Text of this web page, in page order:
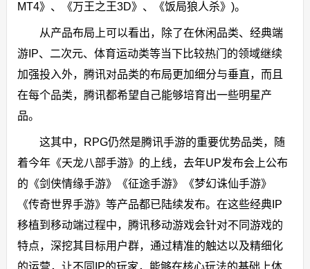
MT4》、《万王之王3D》、《饭局狼人杀》)。
从产品布局上可以看出，除了在休闲品类、经典端
游IP、二次元、体育运动类等当下比较热门的领域继续
加强投入外，腾讯对品类的布局更加细分与垂直，而且
在每个品类，腾讯都希望自己能够培育出一些明星产
品。
这其中，RPG仍然是腾讯手游的重要优势品类，随
着今年《天龙八部手游》的上线，去年UP发布会上公布
的《剑侠情缘手游》《征途手游》《梦幻诛仙手游》
《传奇世界手游》等产品都已陆续发布。在这些经典IP
移植到移动端过程中，腾讯移动游戏会针对不同游戏的
特点，深挖其目标用户群，通过精准的触达以及精细化
的运营，让不同IP的玩家，能够在核心玩法的基础上体